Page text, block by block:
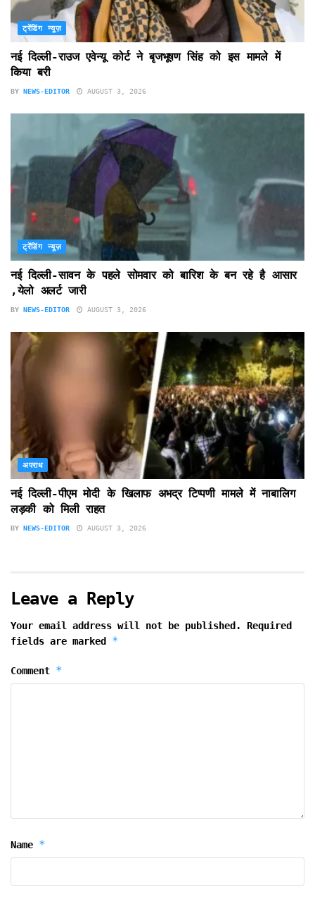
ट्रेंडिंग न्यूज़
नई दिल्ली-राउज एवेन्यू कोर्ट ने बृजभूषण सिंह को इस मामले में
किया बरी
BY NEWS-EDITOR AUGUST 3, 2026
ट्रेंडिंग न्यूज़
नई दिल्ली-सावन के पहले सोमवार को बारिश के बन रहे है आसार
,येलो अलर्ट जारी
BY NEWS-EDITOR AUGUST 3, 2026
अपराध
नई दिल्ली-पीएम मोदी के खिलाफ अभद्र टिप्पणी मामले में नाबालिग
लड़की को मिली राहत
BY NEWS-EDITOR AUGUST 3, 2026
Leave a Reply
Your email address will not be published.
Required
fields are marked *
Comment *
Name *